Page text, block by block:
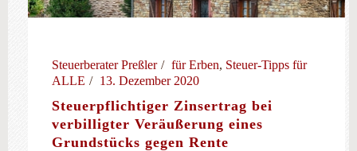
Steuerberater Preßler für Erben, Steuer-Tipps für
ALLE
13. Dezember 2020
Steuerpflichtiger Zinsertrag bei
verbilligter Veräußerung eines
Grundstücks gegen Rente